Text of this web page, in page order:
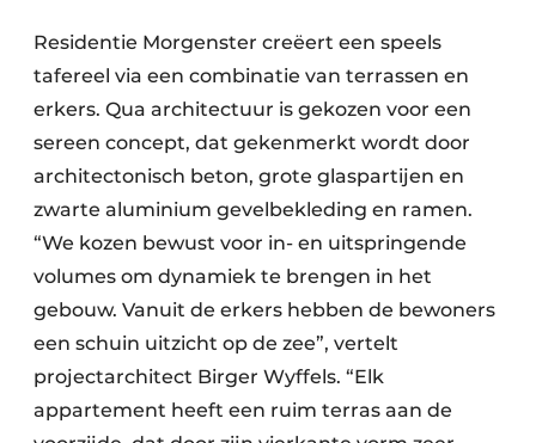
Residentie Morgenster creëert een speels
tafereel via een combinatie van terrassen en
erkers. Qua architectuur is gekozen voor een
sereen concept, dat gekenmerkt wordt door
architectonisch beton, grote glaspartijen en
zwarte aluminium gevelbekleding en ramen.
“We kozen bewust voor in- en uitspringende
volumes om dynamiek te brengen in het
gebouw. Vanuit de erkers hebben de bewoners
een schuin uitzicht op de zee”, vertelt
projectarchitect Birger Wyffels. “Elk
appartement heeft een ruim terras aan de